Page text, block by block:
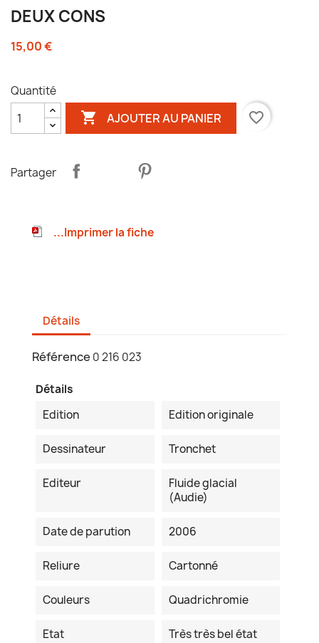
DEUX CONS
15,00 €
Quantité
 AJOUTER AU PANIER favorite_border
Partager
...Imprimer la fiche
Détails
Référence 0 216 023
Détails
Edition
Edition originale
Dessinateur Tronchet
Editeur
Fluide glacial
(Audie)
Date de parution 2006
Reliure Cartonné
Couleurs Quadrichromie
Etat Très très bel état